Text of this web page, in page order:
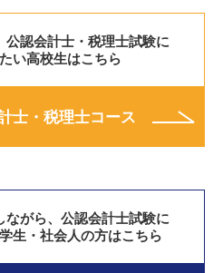
公認会計士・税理士試験に
い高校生はこちら
士・税理士コース
ながら、公認会計士試験に
生・社会人の方はこちら